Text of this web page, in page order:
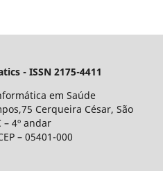
- ISSN 2175-4411
em Saúde
Cerqueira César, São
– 4º andar
– 05401-000